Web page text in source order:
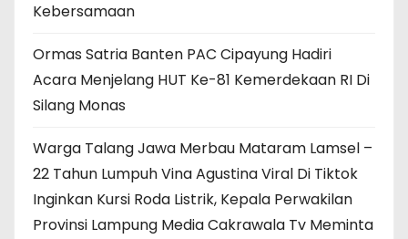
Kebersamaan
Ormas Satria Banten PAC Cipayung Hadiri
Acara Menjelang HUT Ke-81 Kemerdekaan RI Di
Silang Monas
Warga Talang Jawa Merbau Mataram Lamsel –
22 Tahun Lumpuh Vina Agustina Viral Di Tiktok
Inginkan Kursi Roda Listrik, Kepala Perwakilan
Provinsi Lampung Media Cakrawala Tv Meminta